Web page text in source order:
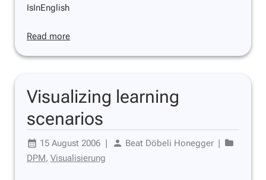
IsInEnglish
Read more
Visualizing learning
scenarios
15 August 2006 | Beat Döbeli Honegger |
DPM, Visualisierung